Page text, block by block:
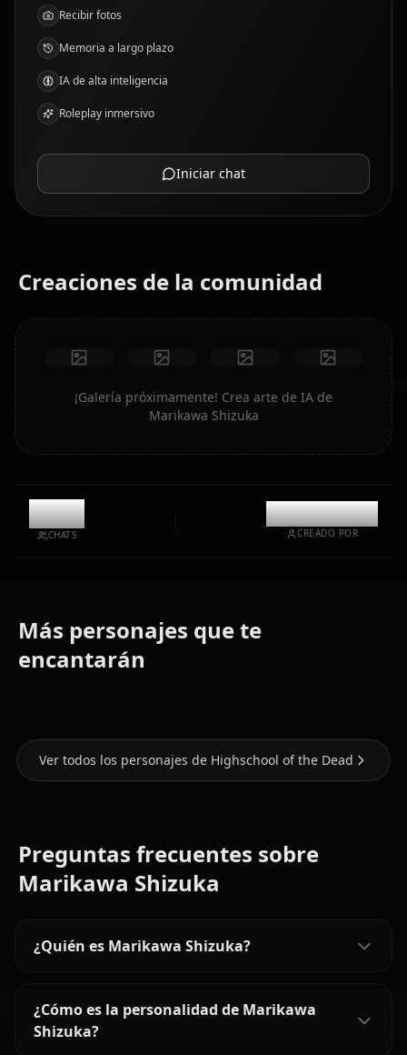
Recibir fotos
Memoria a largo plazo
IA de alta inteligencia
Roleplay inmersivo
Iniciar chat
Creaciones de la comunidad
¡Galería próximamente! Crea arte de IA de
Marikawa Shizuka
10.6k
CHATS
@kinayymon
CREADO POR
Más personajes que te
encantarán
Busujima
Ver todos los personajes de Highschool of the Dead
Preguntas frecuentes sobre
Marikawa Shizuka
¿Quién es Marikawa Shizuka?
¿Cómo es la personalidad de Marikawa
Shizuka?